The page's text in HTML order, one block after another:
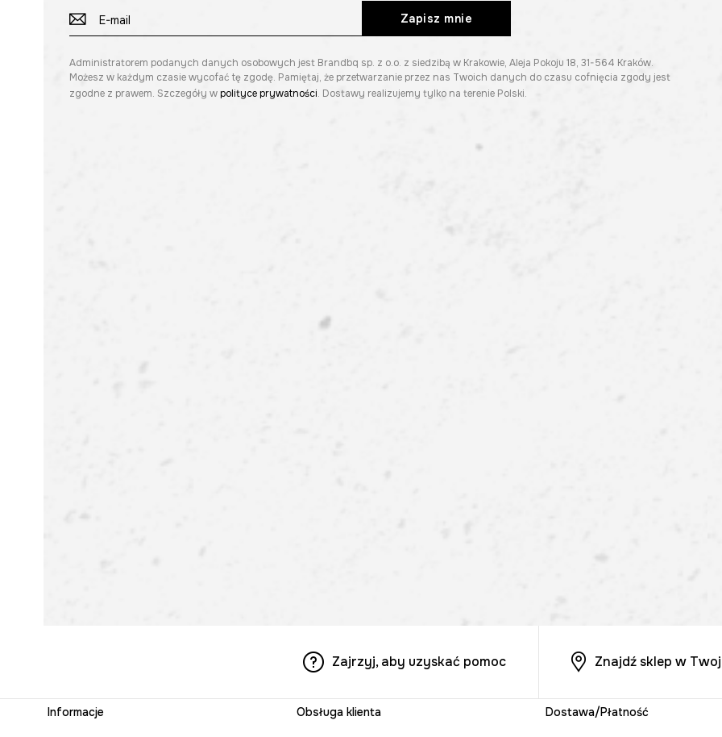
Zapisz mnie
Administratorem podanych danych osobowych jest Brandbq sp. z o.o. z siedzibą w Krakowie, Aleja Pokoju 18, 31-564 Kraków.
Możesz w każdym czasie wycofać tę zgodę. Pamiętaj, że przetwarzanie przez nas Twoich danych do czasu cofnięcia zgody jest
zgodne z prawem. Szczegóły w polityce prywatności. Dostawy realizujemy tylko na terenie Polski.
Zajrzyj, aby uzyskać pomoc Znajdź sklep w
Informacje Obsługa klienta Dostawa/Płatność